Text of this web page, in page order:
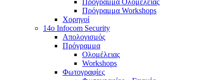
Πρόγραμμα Ολομέλειας
Πρόγραμμα Workshops
Χορηγοί
14o Infocom Security
Απολογισμός
Πρόγραμμα
Ολομέλειας
Workshops
Φωτογραφίες